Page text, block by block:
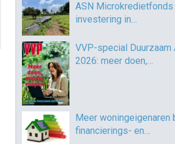
ASN
investering in…
VVP-special Duurzaam
2026: meer doen,…
Meer woningeigenaren
financierings- en…